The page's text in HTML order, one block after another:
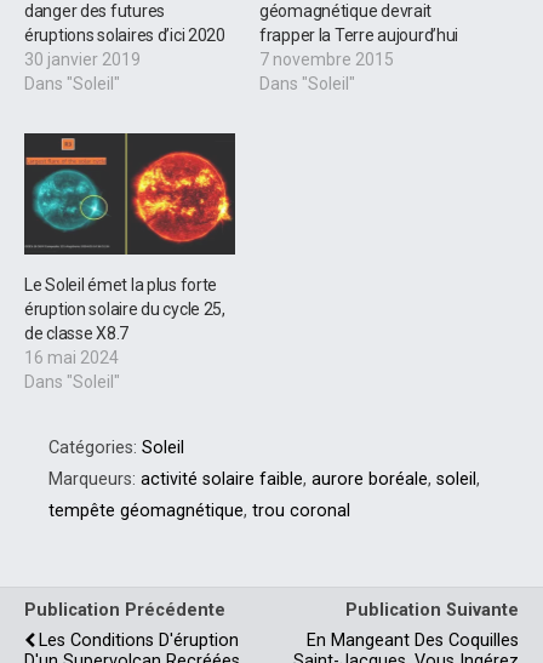
danger des futures
éruptions solaires d’ici 2020
30 janvier 2019
Dans "Soleil"
géomagnétique devrait
frapper la Terre aujourd’hui
7 novembre 2015
Dans "Soleil"
Le Soleil émet la plus forte
éruption solaire du cycle 25,
de classe X8.7
16 mai 2024
Dans "Soleil"
Catégories: Soleil
Marqueurs: activité solaire faible, aurore boréale, soleil ,
tempête géomagnétique, trou coronal
Publication Précédente
Les Conditions D'éruption
Publication Suivante
En Mangeant Des Coquilles